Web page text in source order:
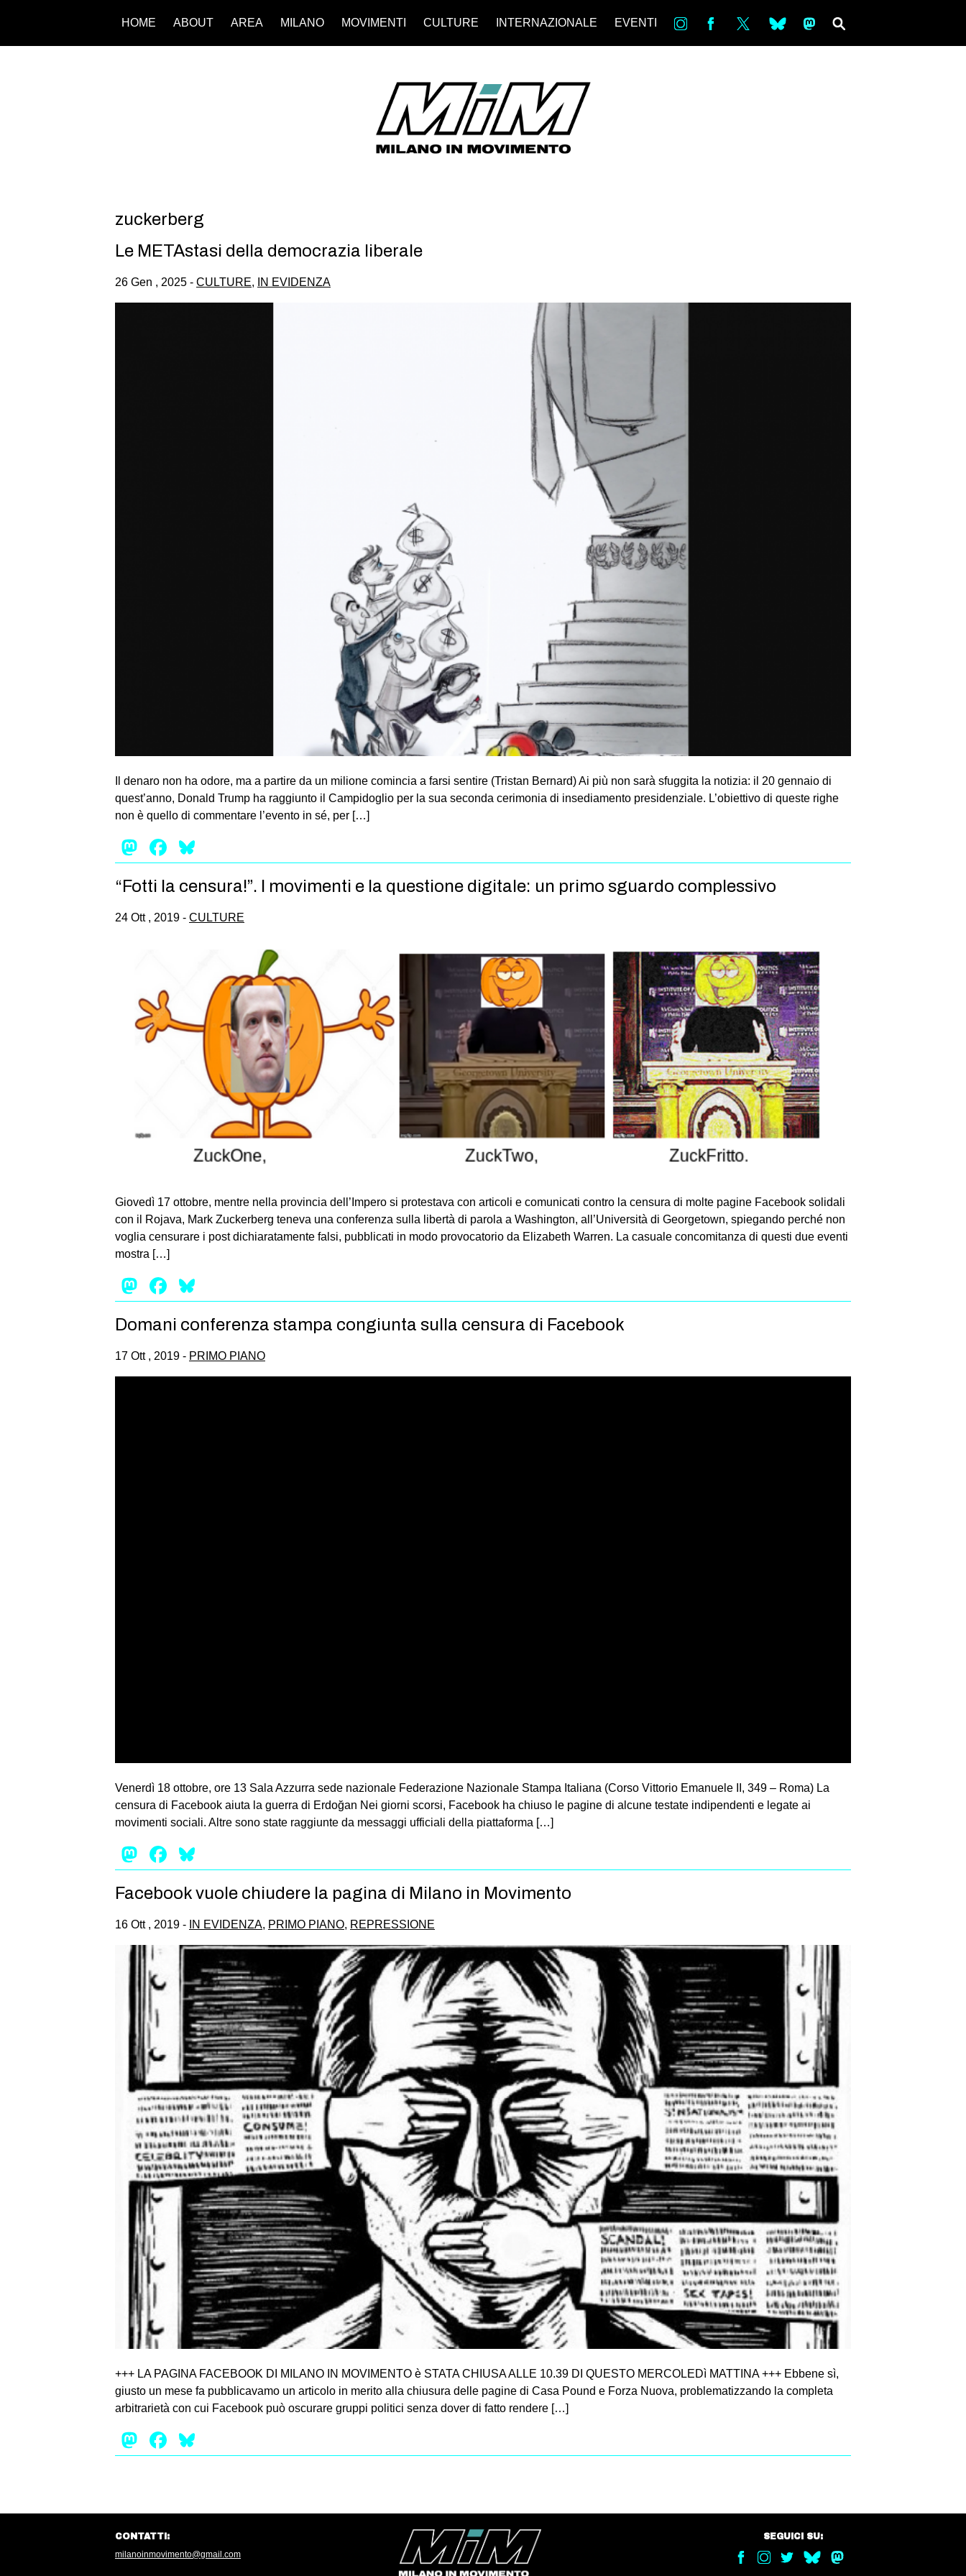
HOME ABOUT AREA MILANO MOVIMENTI CULTURE INTERNAZIONALE EVENTI in bsky ms
zuckerberg
Le METAstasi della democrazia liberale
26 Gen , 2025 - CULTURE, IN EVIDENZA
Il denaro non ha odore, ma a partire da un milione comincia a farsi sentire (Tristan Bernard) Ai più non sarà sfuggita la notizia: il 20 gennaio di
quest’anno, Donald Trump ha raggiunto il Campidoglio per la sua seconda cerimonia di insediamento presidenziale. L’obiettivo di queste righe
non è quello di commentare l’evento in sé, per […]
Mastodon
Facebook
“Fotti la censura!”. I movimenti e la questione digitale: un primo sguardo complessivo
24 Ott , 2019 - CULTURE
Giovedì 17 ottobre, mentre nella provincia dell’Impero si protestava con articoli e comunicati contro la censura di molte pagine Facebook solidali
con il Rojava, Mark Zuckerberg teneva una conferenza sulla libertà di parola a Washington, all’Università di Georgetown, spiegando perché non
voglia censurare i post dichiaratamente falsi, pubblicati in modo provocatorio da Elizabeth Warren. La casuale concomitanza di questi due eventi
mostra […]
Mastodon
Facebook
Domani conferenza stampa congiunta sulla censura di Facebook
17 Ott , 2019 - PRIMO PIANO
Venerdì 18 ottobre, ore 13 Sala Azzurra sede nazionale Federazione Nazionale Stampa Italiana (Corso Vittorio Emanuele II, 349 – Roma) La
censura di Facebook aiuta la guerra di Erdoğan Nei giorni scorsi, Facebook ha chiuso le pagine di alcune testate indipendenti e legate ai
movimenti sociali. Altre sono state raggiunte da messaggi ufficiali della piattaforma […]
Mastodon
Facebook
Facebook vuole chiudere la pagina di Milano in Movimento
16 Ott , 2019 - IN EVIDENZA, PRIMO PIANO, REPRESSIONE
+++ LA PAGINA FACEBOOK DI MILANO IN MOVIMENTO è STATA CHIUSA ALLE 10.39 DI QUESTO MERCOLEDì MATTINA +++ Ebbene sì,
giusto un mese fa pubblicavamo un articolo in merito alla chiusura delle pagine di Casa Pound e Forza Nuova, problematizzando la completa
arbitrarietà con cui Facebook può oscurare gruppi politici senza dover di fatto rendere […]
Mastodon
Facebook
CONTATTI:
milanoinmovimento@gmail.com
SEGUICI SU: